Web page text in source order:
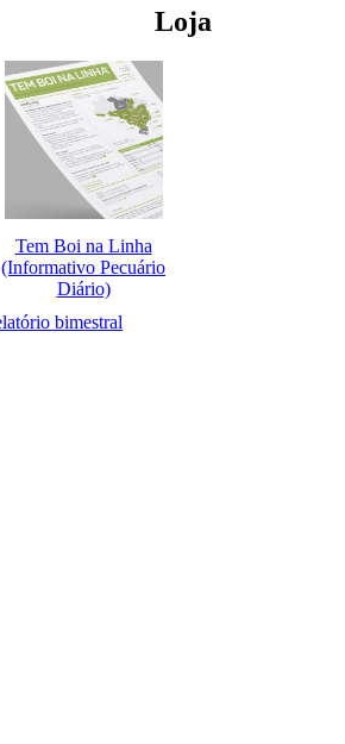
Loja
Tem Boi na Linha
(Informativo Pecuário
Diário)